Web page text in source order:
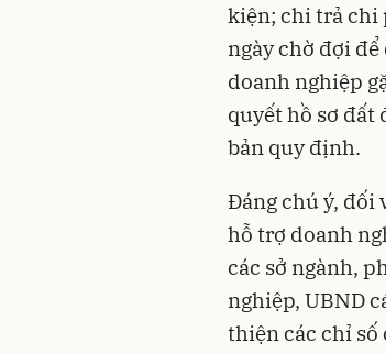
kiện; chi trả chi
ngày chờ đợi
doanh nghiệp
quyết hồ sơ đất
bản quy định.
Đáng chú ý, đối
hỗ trợ doanh
các sở ngành,
nghiệp, UBND
thiện các chỉ số